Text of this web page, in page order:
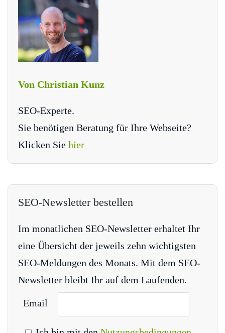
Von Christian Kunz
SEO-Experte.
Sie benötigen Beratung für Ihre Webseite?
Klicken Sie hier
SEO-Newsletter bestellen
Im monatlichen SEO-Newsletter erhaltet Ihr
eine Übersicht der jeweils zehn wichtigsten
SEO-Meldungen des Monats. Mit dem SEO-
Newsletter bleibt Ihr auf dem Laufenden.
Email